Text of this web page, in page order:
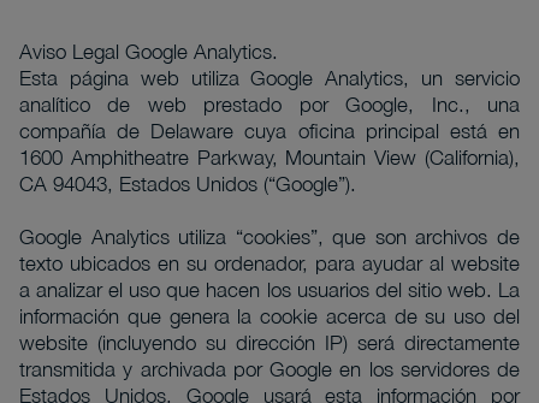
Aviso Legal Google Analytics.
Esta página web utiliza Google Analytics, un servicio
analítico de web prestado por Google, Inc., una
compañía de Delaware cuya oficina principal está en
1600 Amphitheatre Parkway, Mountain View (California),
CA 94043, Estados Unidos (“Google”).
Google Analytics utiliza “cookies”, que son archivos de
texto ubicados en su ordenador, para ayudar al website
a analizar el uso que hacen los usuarios del sitio web. La
información que genera la cookie acerca de su uso del
website (incluyendo su dirección IP) será directamente
transmitida y archivada por Google en los servidores de
Estados Unidos. Google usará esta información por